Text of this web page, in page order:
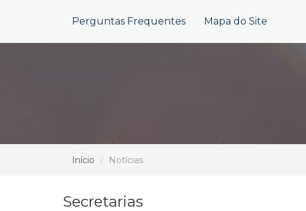
Perguntas Frequentes Mapa do Site
Início Notícias
Secretarias